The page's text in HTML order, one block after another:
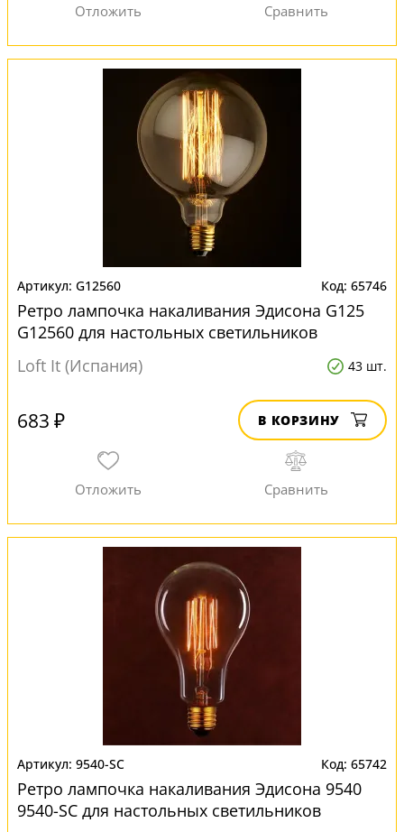
G12560 65746
Ретро лампочка накаливания Эдисона G125
G12560 для настольных светильников
Loft It (Испания)
43 шт.
683 ₽ В КОРЗИНУ
9540-SC 65742
Ретро лампочка накаливания Эдисона 9540
9540-SC для настольных светильников